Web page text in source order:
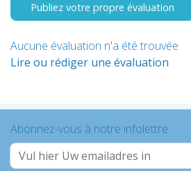
Publiez votre propre évaluation
Aucune évaluation n'a été trouvée
Lire ou rédiger une évaluation
Abonnez-vous à notre infolettre